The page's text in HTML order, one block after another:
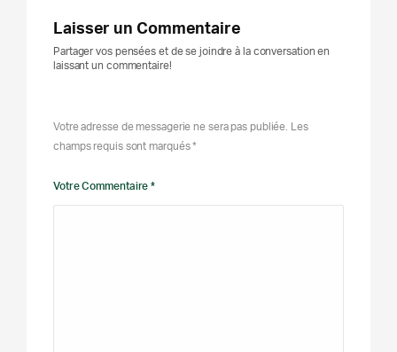
Laisser un Commentaire
Partager vos pensées et de se joindre à la conversation en
laissant un commentaire!
Votre adresse de messagerie ne sera pas publiée. Les
champs requis sont marqués *
Votre Commentaire *